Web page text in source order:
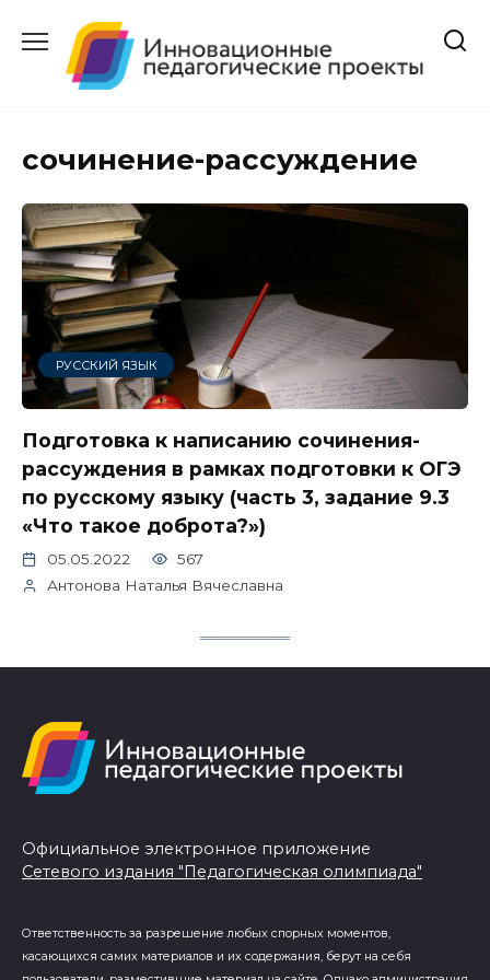
содержанию
сочинение-рассуждение
РУССКИЙ ЯЗЫК
Подготовка к написанию сочинения-
рассуждения в рамках подготовки к ОГЭ
по русскому языку (часть 3, задание 9.3
«Что такое доброта?»)
05.05.2022
567
Антонова Наталья Вячеславна
Официальное электронное приложение
Сетевого издания "Педагогическая олимпиада"
Ответственность за разрешение любых спорных моментов,
касающихся самих материалов и их содержания, берут на себя